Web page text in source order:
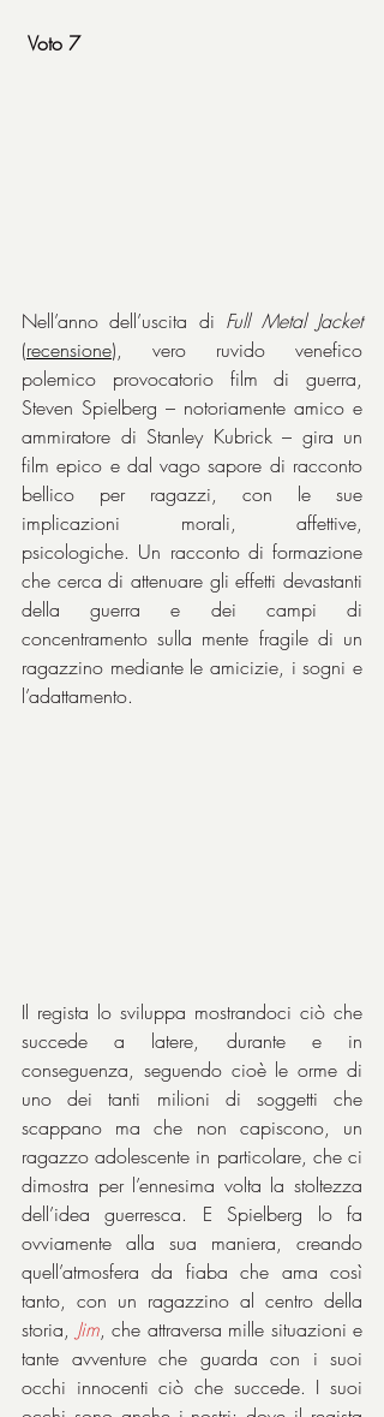
Voto 7
Nell’anno dell’uscita di Full Metal Jacket
(recensione), vero ruvido venefico
polemico provocatorio film di guerra,
Steven Spielberg – notoriamente amico e
ammiratore di Stanley Kubrick – gira un
film epico e dal vago sapore di racconto
bellico per ragazzi, con le sue
implicazioni morali, affettive,
psicologiche. Un racconto di formazione
che cerca di attenuare gli effetti devastanti
della guerra e dei campi di
concentramento sulla mente fragile di un
ragazzino mediante le amicizie, i sogni e
l’adattamento.
Il regista lo sviluppa mostrandoci ciò che
succede a latere, durante e in
conseguenza, seguendo cioè le orme di
uno dei tanti milioni di soggetti che
scappano ma che non capiscono, un
ragazzo adolescente in particolare, che ci
dimostra per l’ennesima volta la stoltezza
dell’idea guerresca. E Spielberg lo fa
ovviamente alla sua maniera, creando
quell’atmosfera da fiaba che ama così
tanto, con un ragazzino al centro della
storia, Jim, che attraversa mille situazioni e
tante avventure che guarda con i suoi
occhi innocenti ciò che succede. I suoi